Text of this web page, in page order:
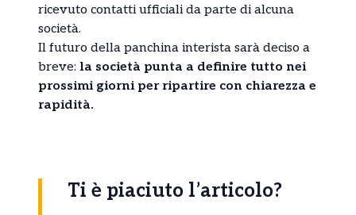
ricevuto contatti ufficiali da parte di alcuna
società.
Il futuro della panchina interista sarà deciso a
breve: la società punta a definire tutto nei
prossimi giorni per ripartire con chiarezza e
rapidità.
Ti è piaciuto l’articolo?